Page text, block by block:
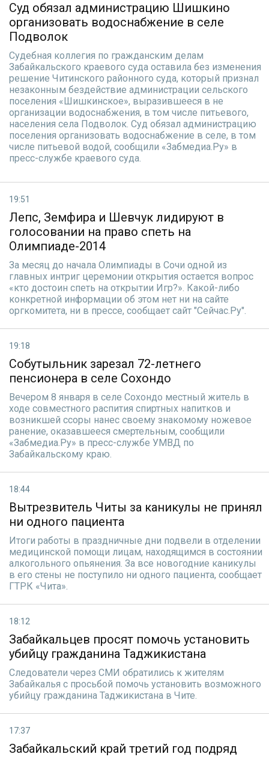
Суд обязал администрацию Шишкино
организовать водоснабжение в селе
Подволок
Судебная коллегия по гражданским делам
Забайкальского краевого суда оставила без изменения
решение Читинского районного суда, который признал
незаконным бездействие администрации сельского
поселения «Шишкинское», выразившееся в не
организации водоснабжения, в том числе питьевого,
населения села Подволок. Суд обязал администрацию
поселения организовать водоснабжение в селе, в том
числе питьевой водой, сообщили «Забмедиа.Ру» в
пресс-службе краевого суда.
19:51
Лепс, Земфира и Шевчук лидируют в
голосовании на право спеть на
Олимпиаде-2014
За месяц до начала Олимпиады в Сочи одной из
главных интриг церемонии открытия остается вопрос
«кто достоин спеть на открытии Игр?». Какой-либо
конкретной информации об этом нет ни на сайте
оргкомитета, ни в прессе, сообщает сайт "Сейчас.Ру".
19:18
Собутыльник зарезал 72-летнего
пенсионера в селе Сохондо
Вечером 8 января в селе Сохондо местный житель в
ходе совместного распития спиртных напитков и
возникшей ссоры нанес своему знакомому ножевое
ранение, оказавшееся смертельным, сообщили
«Забмедиа.Ру» в пресс-службе УМВД по
Забайкальскому краю.
18:44
Вытрезвитель Читы за каникулы не принял
ни одного пациента
Итоги работы в праздничные дни подвели в отделении
медицинской помощи лицам, находящимся в состоянии
алкогольного опьянения. За все новогодние каникулы
в его стены не поступило ни одного пациента, сообщает
ГТРК «Чита».
18:12
Забайкальцев просят помочь установить
убийцу гражданина Таджикистана
Следователи через СМИ обратились к жителям
Забайкалья с просьбой помочь установить возможного
убийцу гражданина Таджикистана в Чите.
17:37
Забайкальский край третий год подряд